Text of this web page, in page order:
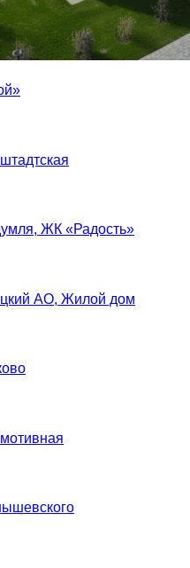
ЖК «Радость»
АО, Жилой дом